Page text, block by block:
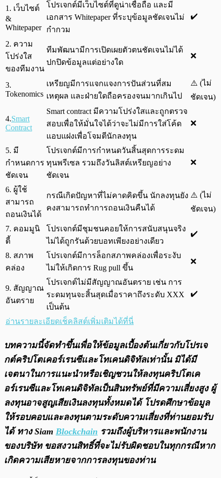
1. เว็บไซต์
&
Whitepaper
โปรเจกต์มีเว็บไซต์ที่ดูน่าเชื่อถือ และมี
เอกสาร Whitepaper ที่ระบุข้อมูลชัดเจนไม่
กำกวม
✔️
2. ความ
โปร่งใส
ของทีมงาน
ทีมพัฒนามีการเปิดเผยตัวตนชัดเจนไม่ได้
ปกปิดข้อมูลแต่อย่างใด
❌
3.
Tokenomics
เหรียญมีการแจกแจงการปันส่วนที่สม
เหตุผล และฝ่ายใดถือครองจนมากเกินไป
⚠️ (ไม่
ชัดเจน)
4.Smart
Contract
Smart contract มีความโปร่งใสและถูกตรวจ
สอบเพื่อให้มั่นใจได้ว่าจะไม่มีการใส่โค้ด
แอบแฝงเพื่อโจมตีนักลงทุน
❌
5. มี
กำหนดการ
ชัดเจน
โปรเจกต์มีการกำหนดวันสิ้นสุดการระดม
ทุนพรีเซล รวมถึงวันลิสต์เหรียญอย่าง
ชัดเจน
❌
6. ผู้ใช้
สามารถ
ถอนเงินได้
กรณีเกิดปัญหาที่ไม่คาดคิดขึ้น นักลงทุนยัง
คงสามารถทำการถอนเงินคืนได้
⚠️ (ไม่
ชัดเจน)
7. คอมมูนิ
ตี้
โปรเจกต์มีชุมชนคอยให้การสนับสนุนจริง
ไม่ได้ถูกรันด้วยบอทเพียงอย่างเดียว
✔️
8. สภาพ
คล่อง
โปรเจกต์มีการล็อกสภาพคล่องเพื่อระงับ
ไม่ให้เกิดการ Rug pull ขึ้น
❌
9. สัญญาณ
อันตราย
โปรเจกต์ไม่มีสัญญาณอันตราย เช่น การ
ระดมทุนจะสิ้นสุดเมื่อราคาถึงระดับ XXX
เป็นต้น
✔️
อ่านรายละเอียดเช็คลิสต์เพิ่มเติมได้ที่นี่
บทความนี้จัดทำขึ้นเพื่อให้ข้อมูลเบื้องต้นเกี่ยวกับโปรเจ
กต์คริปโตเคอร์เรนซีและโทเคนดิจิทัลเท่านั้น มิได้มี
เจตนาในการแนะนำหรือเชิญชวนให้ลงทุนคริปโตเค
อร์เรนซีและโทเคนดิจิทัลเป็นสินทรัพย์ที่มีความเสี่ยงสูง ผู้
ลงทุนอาจสูญเสียเงินลงทุนทั้งหมดได้ โปรดศึกษาข้อมูล
ให้รอบคอบและลงทุนตามระดับความเสี่ยงที่ท่านยอมรับ
ได้ ทาง Siam Blockchain รวมถึงผู้บริหารและพนักงาน
ของบริษัท ขอสงวนสิทธิ์ที่จะไม่รับผิดชอบในทุกกรณีหาก
เกิดความเสียหายจากการลงทุนของท่าน